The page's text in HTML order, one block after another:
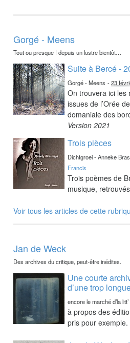
Gorgé - Meens
Tout ou presque ! depuis un lustre bientôt…
Suite à Bercé -
Gorgé - Meens -23
On trouvera ici les
issues de l’Orée
domaniale des
Version 2021
Trois pièces
Dichtgroei - Anneke
Francis
Trois poèmes de
musique,
Voir tous les articles de cette
Jan de Weck
Des archives du critique, peut-être inédites.
Une courte
d’une trop
encore le marché d’la litt’
à propos des
pris pour exemple.